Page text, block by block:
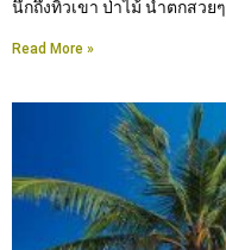
นึกถึงทิวเขา ป่าไม้ น้ำตกสวย
Read More »